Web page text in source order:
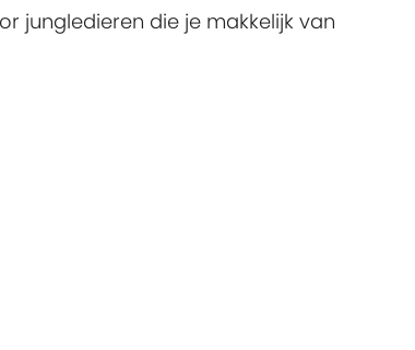
jungledieren die je makkelijk van